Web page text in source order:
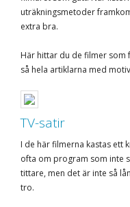
uträkningsmetoder
extra bra.
Här hittar du de filmer
så hela artiklarna med
TV-satir
I de här filmerna kastas ett
ofta om program som inte
tittare, men det är inte så
tro.